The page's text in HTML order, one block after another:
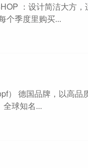
：设计简洁大方
个季度里购买...
） 德国品牌，以高品
球知名...